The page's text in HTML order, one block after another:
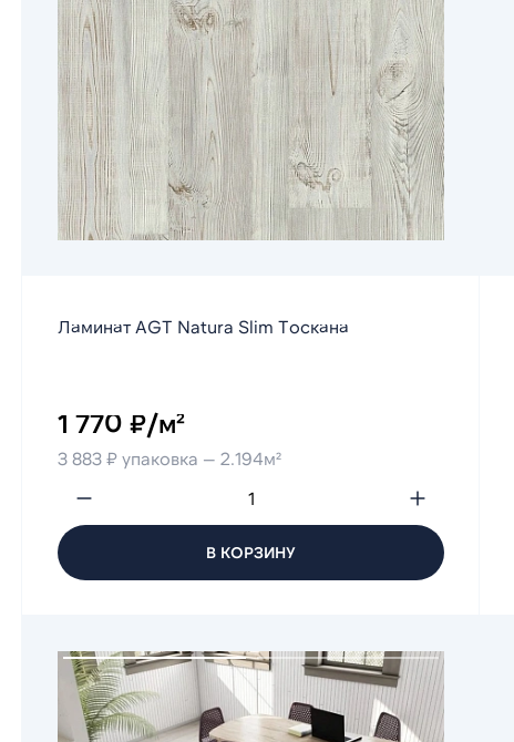
Ламинат AGT Natura Slim Тоскана
1 770 ₽/м²
3 883 ₽ упаковка — 2.194м²
В КОРЗИНУ